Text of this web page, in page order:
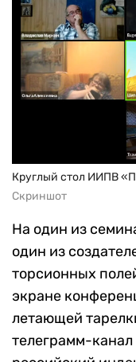
Круглый стол ИИПВ
Скриншот
На один из
один из
торсионных
экране
летающей
телеграмм-